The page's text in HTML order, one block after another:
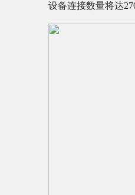
设备连接数量将达